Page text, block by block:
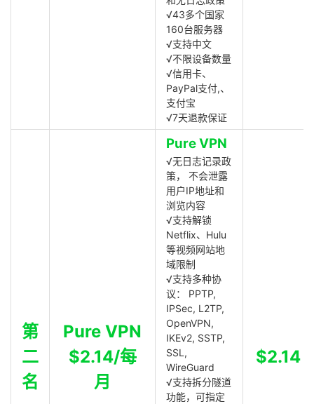
√43多个国家
160台服务器
√支持中文
√不限设备数量
√信用卡、
PayPal支付,、
支付宝
√7天退款保证
第
二
名
Pure VPN
$2.14/每
月
Pure VPN
√无日志记录政
策， 不会泄露
用户IP地址和
浏览内容
√支持解锁
Netflix、Hulu
等视频网站地
域限制
√支持多种协
议： PPTP,
IPSec, L2TP,
OpenVPN,
IKEv2, SSTP,
SSL,
WireGuard
√支持拆分隧道
功能，可指定
$2.14